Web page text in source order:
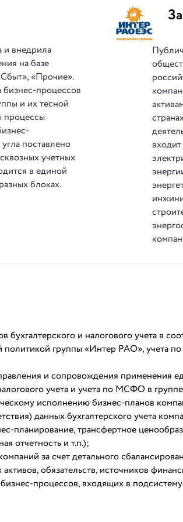
и внедрила
на базе
«Прочие».
бизнес-процессов
и их тесной
процессы
поставлено
учетных
в единой
блоках.
бухгалтерского и налогового учета в
политикой группы «Интер РАО», учета
и сопровождения применения
учета и учета по МСФО в
исполнению бизнес-планов
данных бухгалтерского учета
планирование, трансфертное
отчетность и т.п.);
за счет детального
обязательств, источников
процессов, входящих в